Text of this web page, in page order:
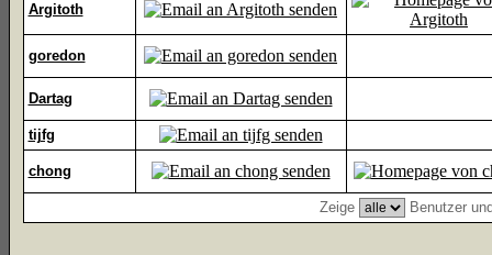
Argitoth
goredon
Dartag
tijfg
chong
Zeige Benutzer